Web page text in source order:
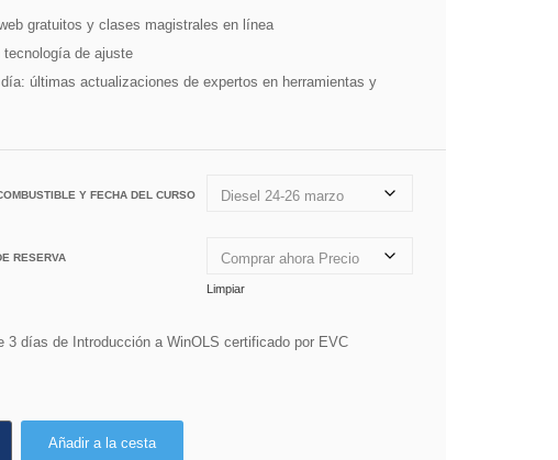
gratuitos y clases magistrales en línea
tecnología de ajuste
últimas actualizaciones de expertos en herramientas y
Y FECHA DEL CURSO
RESERVA
Limpiar
3 días de Introducción a WinOLS certificado por EVC
Añadir a la cesta